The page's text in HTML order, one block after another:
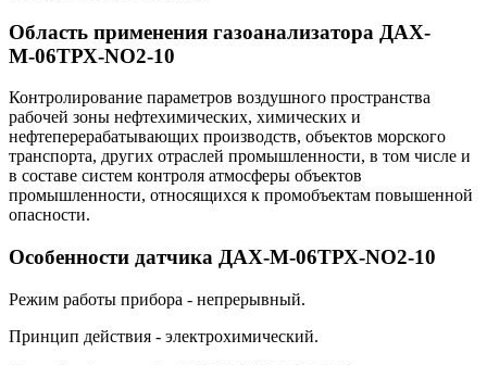
Область применения газоанализатора ДАХ-
М-06ТРХ-NO2-10
Контролирование параметров воздушного пространства
рабочей зоны нефтехимических, химических и
нефтеперерабатывающих производств, объектов морского
транспорта, других отраслей промышленности, в том числе и
в составе систем контроля атмосферы объектов
промышленности, относящихся к промобъектам повышенной
опасности.
Особенности датчика ДАХ-М-06ТРХ-NO2-10
Режим работы прибора - непрерывный.
Принцип действия - электрохимический.